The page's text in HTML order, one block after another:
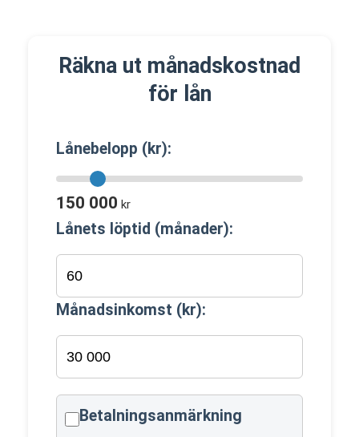
Räkna ut månadskostnad
för lån
Lånebelopp (kr):
150 000 kr
Lånets löptid (månader):
Månadsinkomst (kr):
Betalningsanmärkning